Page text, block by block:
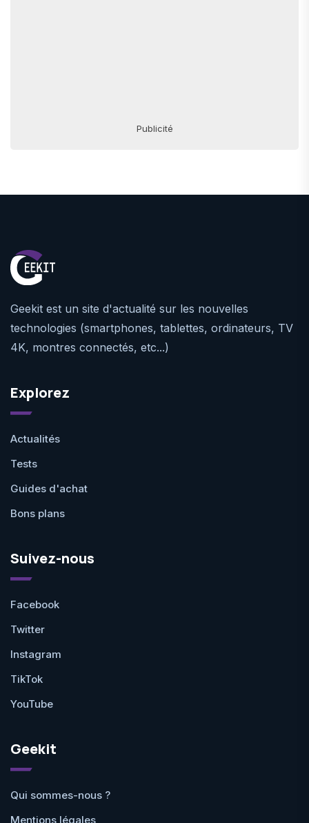
Publicité
Geekit est un site d'actualité sur les nouvelles
technologies (smartphones, tablettes, ordinateurs, TV
4K, montres connectés, etc...)
Explorez
Actualités
Tests
Guides d'achat
Bons plans
Suivez-nous
Facebook
Twitter
Instagram
TikTok
YouTube
Geekit
Qui sommes-nous ?
Mentions légales